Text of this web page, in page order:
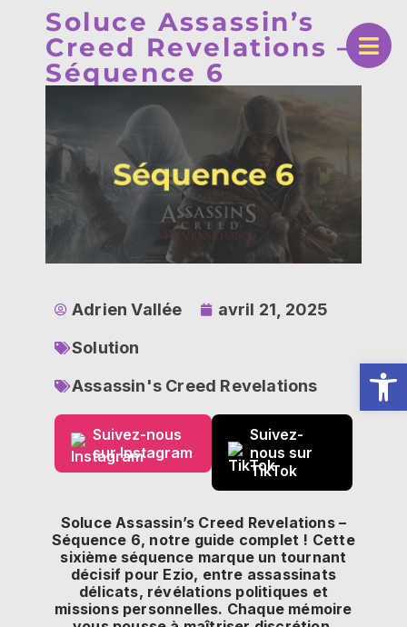
Soluce Assassin’s
Creed Revelations –
Séquence 6
Adrien Vallée
avril 21, 2025
Solution
Assassin's Creed Revelations
Suivez-nous
sur Instagram
Suivez-
nous sur
TikTok
Soluce Assassin’s Creed Revelations –
Séquence 6, notre guide complet ! Cette
sixième séquence marque un tournant
décisif pour Ezio, entre assassinats
délicats, révélations politiques et
missions personnelles. Chaque mémoire